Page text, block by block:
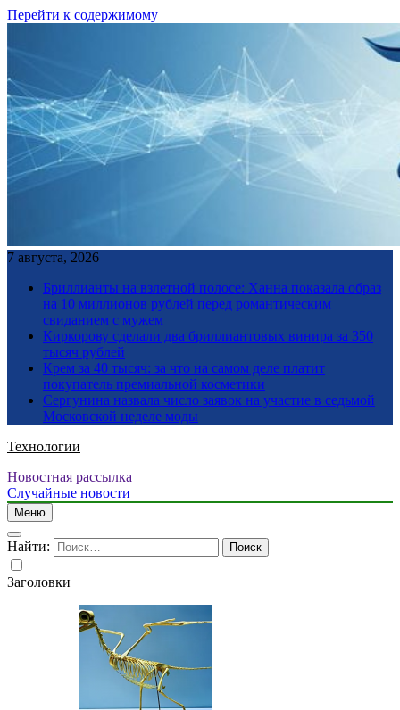
Перейти к содержимому
7 августа, 2026
Бриллианты на взлетной полосе: Ханна показала образ
на 10 миллионов рублей перед романтическим
свиданием с мужем
Киркорову сделали два бриллиантовых винира за 350
тысяч рублей
Крем за 40 тысяч: за что на самом деле платит
покупатель премиальной косметики
Сергунина назвала число заявок на участие в седьмой
Московской неделе моды
Технологии
Новостная рассылка
Случайные новости
Меню
Найти:
Заголовки